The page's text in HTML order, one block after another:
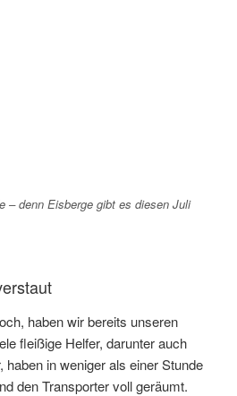
– denn Eisberge gibt es diesen Juli
haben wir bereits unseren
fleißige Helfer, darunter auch
haben in weniger als einer Stunde
den Transporter voll geräumt.